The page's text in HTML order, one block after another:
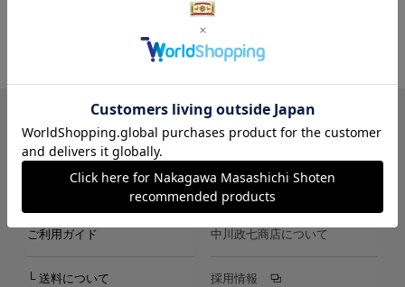
LINE Instagram X Facebook メールマガジン
ご利用ガイド
└ 送料について
中川政七商店について
採用情報